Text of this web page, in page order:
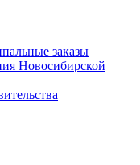
заказы
Новосибирской